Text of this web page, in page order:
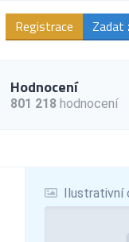
Registrace Zadat
Hodnocení
801 218 hodnocení
Ilustrativní